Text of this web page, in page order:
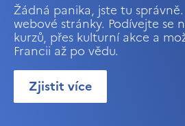
Žádná panika, jste tu
webové stránky. Podívejte se
kurzů, přes kulturní akce a
Francii až po vědu.
Zjistit více